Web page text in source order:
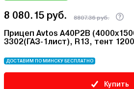
8 080.15 руб. 8807.36 руб.
Прицеп Avtos A40P2B
3302(ГАЗ-1лист), R13, тент
ДОСТАВИМ ПО МИНСКУ БЕСПЛАТНО
Купить